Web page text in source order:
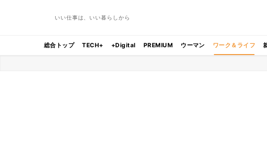
いい仕事は、いい暮らしから
総合トップ TECH+ +Digital PREMIUM ウーマン ワーク＆ライフ